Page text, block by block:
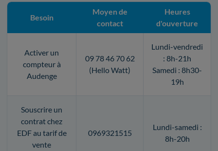
Besoin
Moyen de
contact
Heures
d'ouverture
Activer un
compteur à
Audenge
09 78 46 70 62
(Hello Watt)
Lundi-vendredi
: 8h-21h
Samedi : 8h30-
19h
Souscrire un
contrat chez
EDF au tarif de
vente
0969321515
Lundi-samedi :
8h-20h